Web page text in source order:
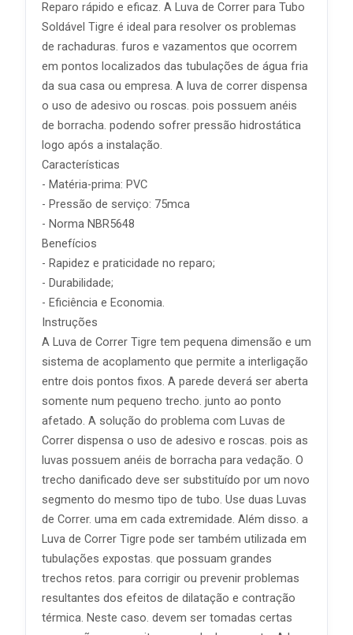
Reparo rápido e eficaz. A Luva de Correr para Tubo
Soldável Tigre é ideal para resolver os problemas
de rachaduras. furos e vazamentos que ocorrem
em pontos localizados das tubulações de água fria
da sua casa ou empresa. A luva de correr dispensa
o uso de adesivo ou roscas. pois possuem anéis
de borracha. podendo sofrer pressão hidrostática
logo após a instalação.
Características
- Matéria-prima: PVC
- Pressão de serviço: 75mca
- Norma NBR5648
Benefícios
- Rapidez e praticidade no reparo;
- Durabilidade;
- Eficiência e Economia.
Instruções
A Luva de Correr Tigre tem pequena dimensão e um
sistema de acoplamento que permite a interligação
entre dois pontos fixos. A parede deverá ser aberta
somente num pequeno trecho. junto ao ponto
afetado. A solução do problema com Luvas de
Correr dispensa o uso de adesivo e roscas. pois as
luvas possuem anéis de borracha para vedação. O
trecho danificado deve ser substituído por um novo
segmento do mesmo tipo de tubo. Use duas Luvas
de Correr. uma em cada extremidade. Além disso. a
Luva de Correr Tigre pode ser também utilizada em
tubulações expostas. que possuam grandes
trechos retos. para corrigir ou prevenir problemas
resultantes dos efeitos de dilatação e contração
térmica. Neste caso. devem ser tomadas certas